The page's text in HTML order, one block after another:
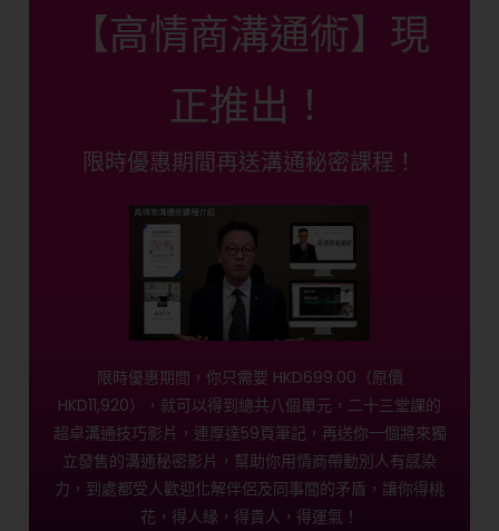
【高情商溝通術】現
正推出！
限時優惠期間再送溝通秘密課程！
限時優惠期間，你只需要 HKD699.00（原價
HKD11,920），就可以得到總共八個單元，二十三堂課的
超卓溝通技巧影片，連厚達59頁筆記，再送你一個將來獨
立發售的溝通秘密影片，幫助你用情商帶動別人有感染
力，到處都受人歡迎化解伴侶及同事間的矛盾，讓你得桃
花，得人緣，得貴人，得運氣！